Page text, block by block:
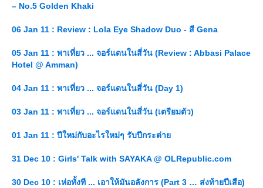
– No.5 Golden Khaki
06 Jan 11 : Review : Lola Eye Shadow Duo - สี Gena
05 Jan 11 : พาเที่ยว ... จอร์แดนในสี่วัน (Review : Abbasi Palace
Hotel @ Amman)
04 Jan 11 : พาเที่ยว ... จอร์แดนในสี่วัน (Day 1)
03 Jan 11 : พาเที่ยว ... จอร์แดนในสี่วัน (เตรียมตัว)
01 Jan 11 : ปีใหม่กับอะไรใหม่ๆ รับปีกระต่า
31 Dec 10 : Girls' Talk with SAYAKA @ OLRepublic.com
30 Dec 10 : เห่อทั้งที ... เอาให้มันอลังการ (Part 3 … ส่งท้ายปีเสือ)